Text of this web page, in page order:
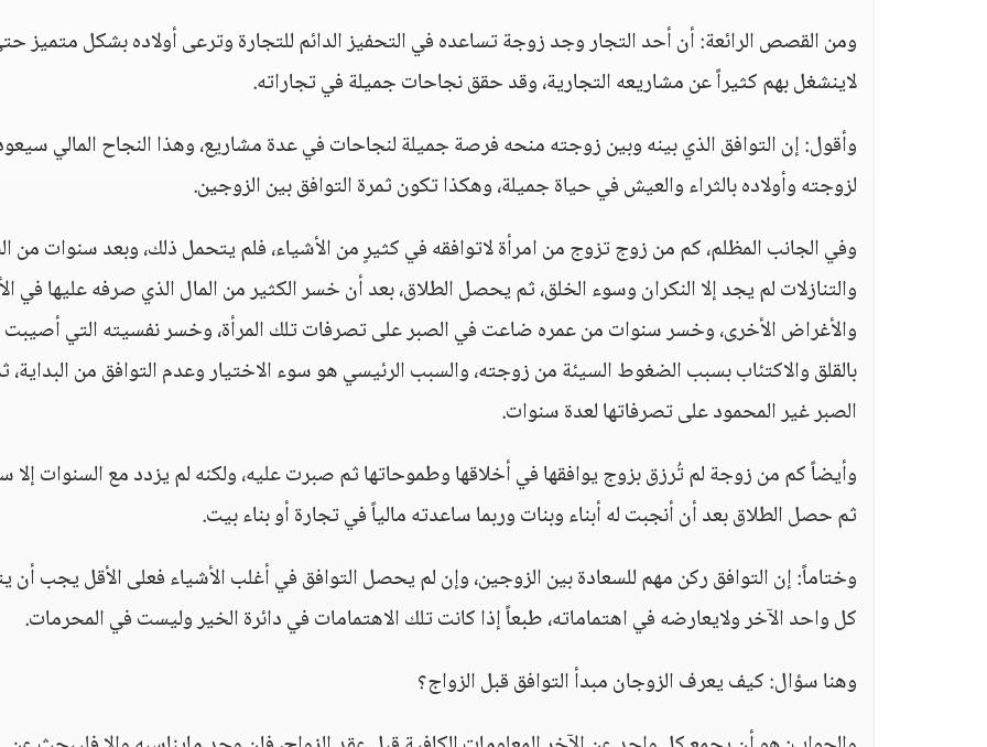
ومن القصص الرائعة: أن أحد التجار وجد زوجة تساعده في التحفيز الدائم للتجارة وترعى أولاده بشكل متميز
لاينشغل بهم كثيراً عن مشاريعه التجارية، وقد حقق نجاحات جميلة في تجاراته.
وأقول: إن التوافق الذي بينه وبين زوجته منحه فرصة جميلة لنجاحات في عدة مشاريع، وهذا النجاح المالي
لزوجته وأولاده بالثراء والعيش في حياة جميلة، وهكذا تكون ثمرة التوافق بين الزوجين.
وفي الجانب المظلم، كم من زوج تزوج من امرأة لاتوافقه في كثيرٍ من الأشياء، فلم يتحمل ذلك، وبعد سنوات من
والتنازلات لم يجد إلا النكران وسوء الخلق، ثم يحصل الطلاق، بعد أن خسر الكثير من المال الذي صرفه عليها في
والأغراض الأخرى، وخسر سنوات من عمره ضاعت في الصبر على تصرفات تلك المرأة، وخسر نفسيته التي أصيبت
بالقلق والاكتئاب بسبب الضغوط السيئة من زوجته، والسبب الرئيسي هو سوء الاختيار وعدم التوافق من البداية،
الصبر غير المحمود على تصرفاتها لعدة سنوات.
وأيضاً كم من زوجة لم تُرزق بزوج يوافقها في أخلاقها وطموحاتها ثم صبرت عليه، ولكنه لم يزدد مع السنوات إلا
ثم حصل الطلاق بعد أن أنجبت له أبناء وبنات وربما ساعدته مالياً في تجارة أو بناء بيت.
وختاماً: إن التوافق ركن مهم للسعادة بين الزوجين، وإن لم يحصل التوافق في أغلب الأشياء فعلى الأقل يجب أن
كل واحد الآخر ولايعارضه في اهتماماته، طبعاً إذا كانت تلك الاهتمامات في دائرة الخير وليست في المحرمات.
وهنا سؤال: كيف يعرف الزوجان مبدأ التوافق قبل الزواج؟